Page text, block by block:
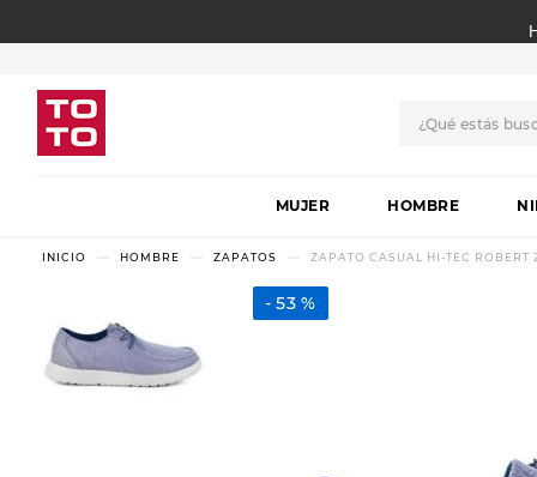
MUJER HOMBRE
HOMBRE ZAPATOS ZAPATO CASUAL HI-TEC ROBERT
53 %
1.
botas
2.
skechers
3.